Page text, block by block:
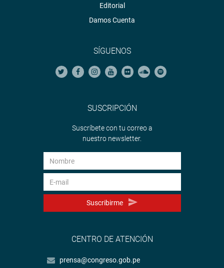
Editorial
Damos Cuenta
SÍGUENOS
SUSCRIPCIÓN
Suscríbete con tu correo a
nuestro newsletter.
Suscribirme
CENTRO DE ATENCIÓN
prensa@congreso.gob.pe